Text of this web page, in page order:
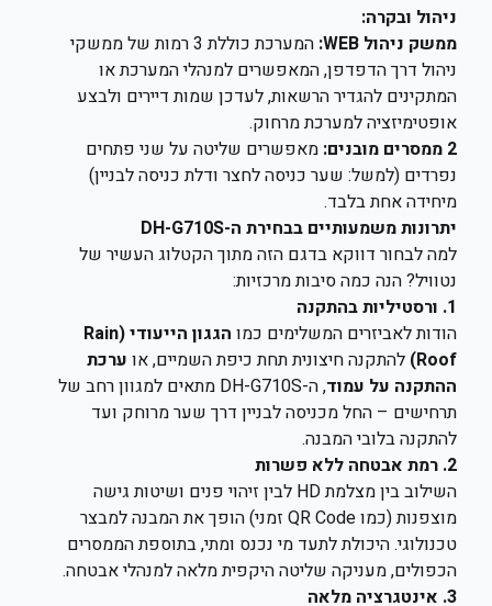
ניהול ובקרה:
ממשק ניהול WEB:
המערכת כוללת 3 רמות של ממשקי
ניהול דרך הדפדפן, המאפשרים למנהלי המערכת או
המתקינים להגדיר הרשאות, לעדכן שמות דיירים ולבצע
אופטימיזציה למערכת מרחוק.
2 ממסרים מובנים:
מאפשרים שליטה על שני פתחים
נפרדים (למשל: שער כניסה לחצר ודלת כניסה לבניין)
מיחידה אחת בלבד.
יתרונות משמעותיים בבחירת ה-DH-G710S
למה לבחור דווקא בדגם הזה מתוך הקטלוג העשיר של
נטוויל? הנה כמה סיבות מרכזיות:
1. ורסטיליות בהתקנה
הודות לאביזרים המשלימים כמו
הגגון הייעודי (Rain
Roof) להתקנה חיצונית תחת כיפת השמיים, או ערכת
ההתקנה על עמוד
, ה-DH-G710S מתאים למגוון רחב של
תרחישים – החל מכניסה לבניין דרך שער מרוחק ועד
להתקנה בלובי המבנה.
2. רמת אבטחה ללא פשרות
השילוב בין מצלמת HD לבין זיהוי פנים ושיטות גישה
מוצפנות (כמו QR Code זמני) הופך את המבנה למבצר
טכנולוגי. היכולת לתעד מי נכנס ומתי, בתוספת הממסרים
הכפולים, מעניקה שליטה היקפית מלאה למנהלי אבטחה.
3. אינטגרציה מלאה